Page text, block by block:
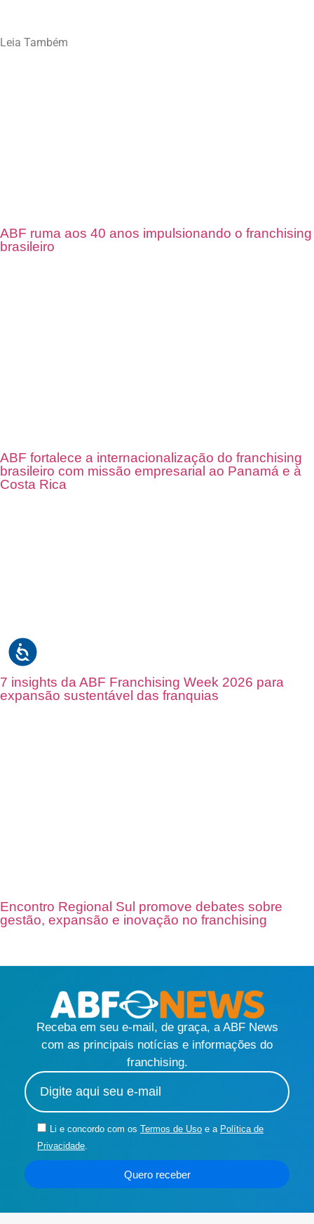
Leia Também
ABF ruma aos 40 anos impulsionando o franchising
brasileiro
ABF fortalece a internacionalização do franchising
brasileiro com missão empresarial ao Panamá e à
Costa Rica
7 insights da ABF Franchising Week 2026 para
expansão sustentável das franquias
Encontro Regional Sul promove debates sobre
gestão, expansão e inovação no franchising
Receba em seu e-mail, de graça, a ABF News
com as principais notícias e informações do
franchising.
Li e concordo com os Termos de Uso e a Política de
Privacidade.
Quero receber